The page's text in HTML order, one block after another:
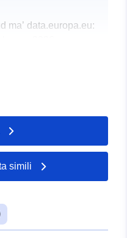
ma’ data.europa.eu:
data.europa.eu/88u/dataset/
simili